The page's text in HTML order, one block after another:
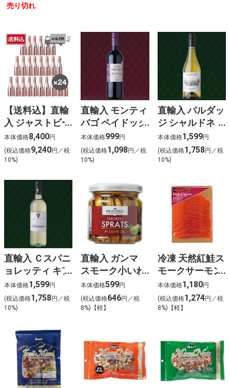
売り切れ
【送料込】直輸
入 ジャストビー
ロゼ(泡ロゼ)
〈ケース販売〉
本体価格8,400円
(税込価格9,240円／税
10%)
直輸入 モンティ
バゴ ペイドック
オーク カベル
ネ･シラー (赤)
本体価格999円
(税込価格1,098円／税
10%)
直輸入 バルダッ
ジ シャルドネ
(白)
本体価格1,599円
(税込価格1,758円／税
10%)
直輸入 Ｃスパニ
ョレッティ キア
ッキエリッチョ
(白)
本体価格1,599円
(税込価格1,758円／税
10%)
直輸入 ガンマ
スモーク小いわ
しのオリーブオ
イル漬
本体価格599円
(税込価格646円／税
8%)【軽】
冷凍 天然紅鮭ス
モークサーモン
お徳用 (110g)
本体価格1,180円
(税込価格1,274円／税
8%)【軽】